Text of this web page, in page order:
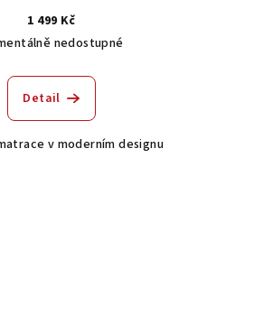
1 499 Kč
nedostupné
Detail
v moderním designu